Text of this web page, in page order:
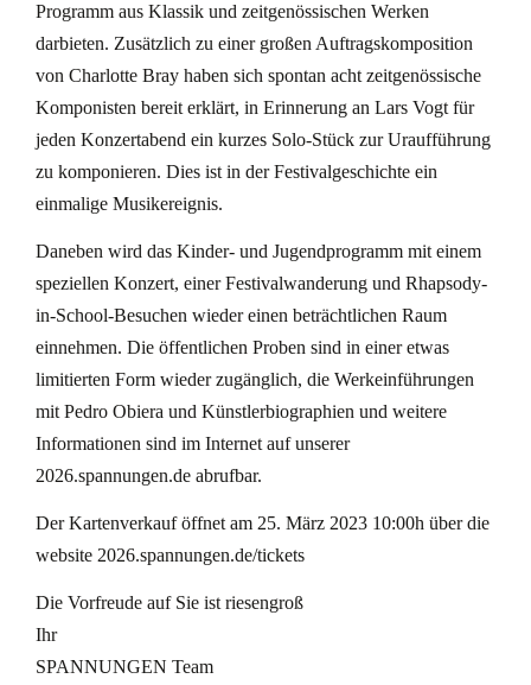
Programm aus Klassik und zeitgenössischen Werken
darbieten. Zusätzlich zu einer großen Auftragskomposition
von Charlotte Bray haben sich spontan acht zeitgenössische
Komponisten bereit erklärt, in Erinnerung an Lars Vogt für
jeden Konzertabend ein kurzes Solo-Stück zur Uraufführung
zu komponieren. Dies ist in der Festivalgeschichte ein
einmalige Musikereignis.
Daneben wird das Kinder- und Jugendprogramm mit einem
speziellen Konzert, einer Festivalwanderung und Rhapsody-
in-School-Besuchen wieder einen beträchtlichen Raum
einnehmen. Die öffentlichen Proben sind in einer etwas
limitierten Form wieder zugänglich, die Werkeinführungen
mit Pedro Obiera und Künstlerbiographien und weitere
Informationen sind im Internet auf unserer
2026.spannungen.de abrufbar.
Der Kartenverkauf öffnet am 25. März 2023 10:00h über die
website 2026.spannungen.de/tickets
Die Vorfreude auf Sie ist riesengroß
Ihr
SPANNUNGEN Team